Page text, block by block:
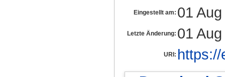
Eingestellt am: 01
Letzte Änderung: 01
URI: